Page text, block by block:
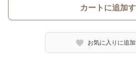
カートに追加
お気に入りに追